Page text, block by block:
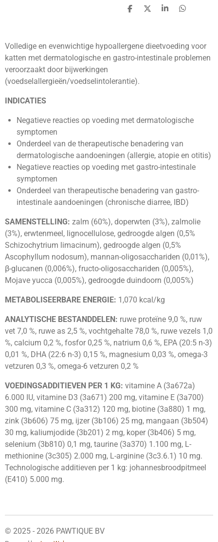
D
n
D
S
e
D
n
Volledige en evenwichtige hypoallergene dieetvoeding voor
katten met dermatologische en gastro-intestinale problemen
veroorzaakt door bijwerkingen
(voedselallergieën/voedselintolerantie).
INDICATIES
Negatieve reacties op voeding met dermatologische
symptomen
Onderdeel van de therapeutische benadering van
dermatologische aandoeningen (allergie, atopie en otitis)
Negatieve reacties op voeding met gastro-intestinale
symptomen
Onderdeel van therapeutische benadering van gastro-
intestinale aandoeningen (chronische diarree, IBD)
SAMENSTELLING: zalm (60%), doperwten (3%), zalmolie
(3%), erwtenmeel, lignocellulose, gedroogde algen (0,5%
Schizochytrium limacinum), gedroogde algen (0,5%
Ascophyllum nodosum), mannan-oligosacchariden (0,01%),
β-glucanen (0,006%), fructo-oligosacchariden (0,005%),
Mojave yucca (0,005%), gedroogde duindoorn (0,005%)
METABOLISEERBARE ENERGIE: 1,070 kcal/kg
ANALYTISCHE BESTANDDELEN: ruwe proteïne 9,0 %, ruw
vet 7,0 %, ruwe as 2,5 %, vochtgehalte 78,0 %, ruwe vezels 1,0
%, calcium 0,2 %, fosfor 0,25 %, natrium 0,6 %, EPA (20:5 n-3)
0,01 %, DHA (22:6 n-3) 0,15 %, magnesium 0,03 %, omega-3
vetzuren 0,3 %, omega-6 vetzuren 0,2 %
VOEDINGSADDITIEVEN PER 1 KG: vitamine A (3a672a)
6.000 IU, vitamine D3 (3a671) 200 mg, vitamine E (3a700)
300 mg, vitamine C (3a312) 120 mg, biotine (3a880) 1 mg,
zink (3b606) 75 mg, ijzer (3b106) 25 mg, mangaan (3b504)
30 mg, kaliumjodide (3b201) 2 mg, koper (3b406) 5 mg,
selenium (3b810) 0,1 mg, taurine (3a370) 1.100 mg, L-
methionine (3c305) 2.000 mg, L-arginine (3c3.6.1) 10 mg.
Technologische additieven per 1 kg: johannesbroodpitmeel
(E410) 5.000 mg.
© 2025 - 2026 PAWTIQUE BV